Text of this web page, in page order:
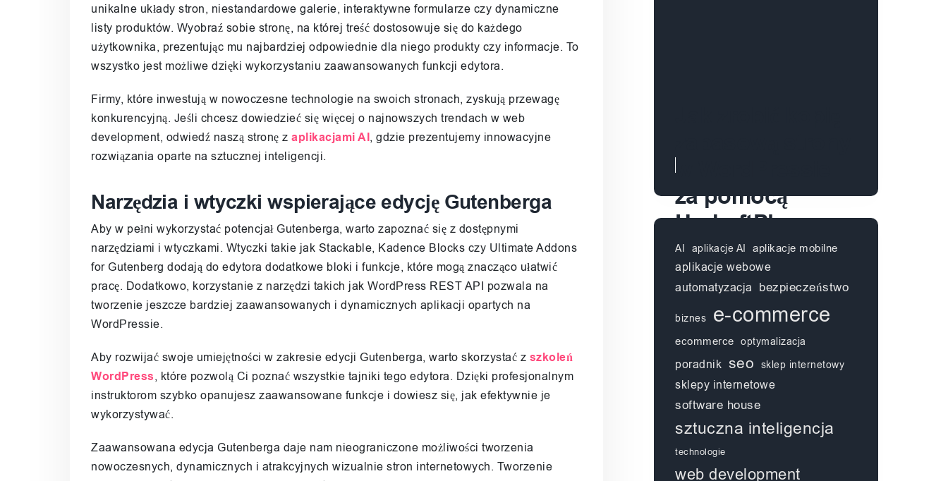
unikalne układy stron, niestandardowe galerie, interaktywne formularze czy dynamiczne
listy produktów. Wyobraź sobie stronę, na której treść dostosowuje się do każdego
użytkownika, prezentując mu najbardziej odpowiednie dla niego produkty czy informacje. To
wszystko jest możliwe dzięki wykorzystaniu zaawansowanych funkcji edytora.
Firmy, które inwestują w nowoczesne technologie na swoich stronach, zyskują przewagę
konkurencyjną. Jeśli chcesz dowiedzieć się więcej o najnowszych trendach w web
development, odwiedź naszą stronę zaplikacjami AI, gdzie prezentujemy innowacyjne
rozwiązania oparte na sztucznej inteligencji.
Narzędzia i wtyczki wspierające edycję Gutenberga
Aby w pełni wykorzystać potencjał Gutenberga, warto zapoznać się z dostępnymi
narzędziami i wtyczkami. Wtyczki takie jak Stackable, Kadence Blocks czy Ultimate Addons
for Gutenberg dodają do edytora dodatkowe bloki i funkcje, które mogą znacząco ułatwić
pracę. Dodatkowo, korzystanie z narzędzi takich jak WordPress REST API pozwala na
tworzenie jeszcze bardziej zaawansowanych i dynamicznych aplikacji opartych na
WordPressie.
Aby rozwijać swoje umiejętności w zakresie edycji Gutenberga, warto skorzystać z szkoleń
WordPress, które pozwolą Ci poznać wszystkie tajniki tego edytora. Dzięki profesjonalnym
instruktorom szybko opanujesz zaawansowane funkcje i dowiesz się, jak efektywnie je
wykorzystywać.
Zaawansowana edycja Gutenberga daje nam nieograniczone możliwości tworzenia
nowoczesnych, dynamicznych i atrakcyjnych wizualnie stron internetowych. Tworzenie
w WordPressie
za pomocą
UpdraftPlus
AI aplikacje AI aplikacje mobilne
aplikacje webowe
automatyzacja bezpieczeństwo
biznes e-commerce
ecommerce optymalizacja
poradnik seo sklep internetowy
sklepy internetowe
software house
sztuczna inteligencja
technologie
web development